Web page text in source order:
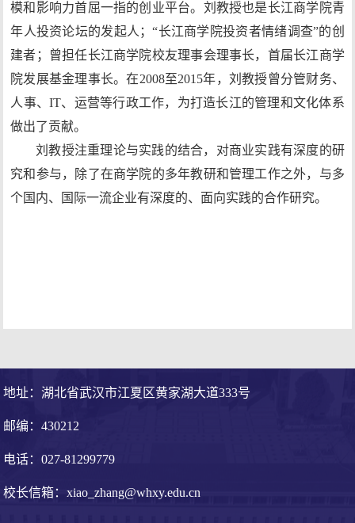
模和影响力首屈一指的创业平台。刘教授也是长江商学院青
年人投资论坛的发起人；“长江商学院投资者情绪调查”的创
建者；曾担任长江商学院校友理事会理事长，首届长江商学
院发展基金理事长。在2008至2015年，刘教授曾分管财务、
人事、IT、运营等行政工作，为打造长江的管理和文化体系
做出了贡献。
刘教授注重理论与实践的结合，对商业实践有深度的研
究和参与，除了在商学院的多年教研和管理工作之外，与多
个国内、国际一流企业有深度的、面向实践的合作研究。
地址：湖北省武汉市江夏区黄家湖大道333号
邮编：430212
电话：027-81299779
校长信箱：xiao_zhang@whxy.edu.cn